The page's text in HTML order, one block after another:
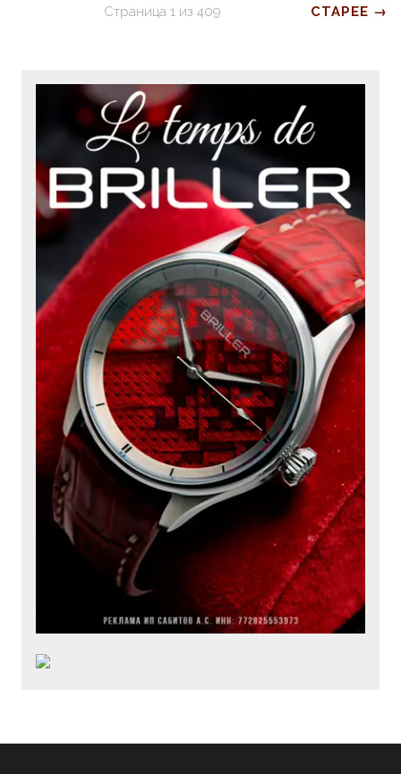
Страница 1из 409 СТАРЕЕ →